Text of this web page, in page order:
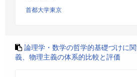
首都大学東京
論理学・数学の哲学的基礎づけに
義、物理主義の体系的比較と評価